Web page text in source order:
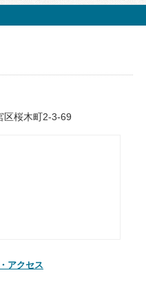
区桜木町2-3-69
アクセス